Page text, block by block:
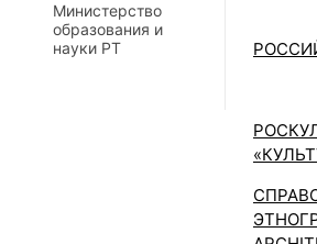
Министерство
образования и
науки РТ